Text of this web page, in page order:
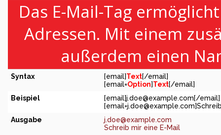
Das E-Mail-Tag
Adressen. Mit einem
außerdem einen
Syntax [email]Text[/email]
[email=Option]Text[/email]
Beispiel
[email]j.doe@example.com[/email]
[email=j.doe@example.com
Ausgabe
j.doe@example.com
Schreib mir eine E-Mail